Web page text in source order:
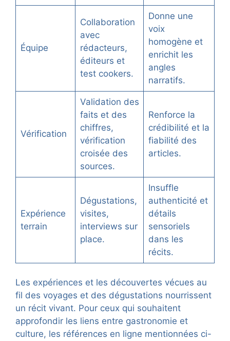
Équipe
Collaboration
avec
rédacteurs,
éditeurs et
test cookers.
Donne une
voix
homogène et
enrichit les
angles
narratifs.
Vérification
Validation des
faits et des
chiffres,
vérification
croisée des
sources.
Renforce la
crédibilité et la
fiabilité des
articles.
Expérience
terrain
Dégustations,
visites,
interviews sur
place.
Insuffle
authenticité et
détails
sensoriels
dans les
récits.
Les expériences et les découvertes vécues au
fil des voyages et des dégustations nourrissent
un récit vivant. Pour ceux qui souhaitent
approfondir les liens entre gastronomie et
culture, les références en ligne mentionnées ci-